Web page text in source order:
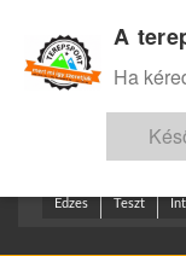
Edzes Teszt
A
Ha